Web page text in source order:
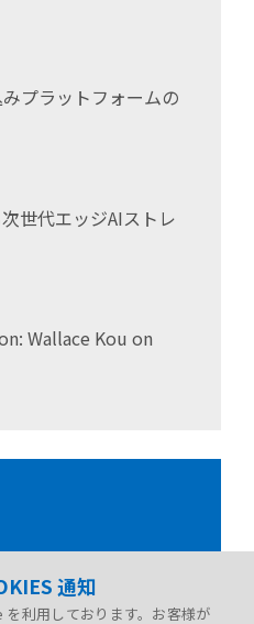
プラットフォームの
世代エッジAIストレ
Wallace Kou on
通知
利用しております。お客様が